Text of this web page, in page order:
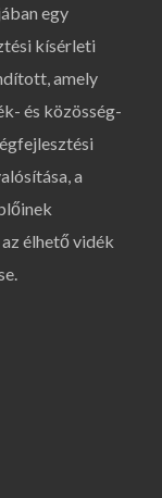
egy
kísérleti
amely
és közösség-
a
élhető vidék